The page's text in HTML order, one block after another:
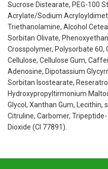
Sucrose Distearate, PEG-100
Acrylate/Sodium
Triethanolamine, Alcohol
Sorbitan Olivate,
Crosspolymer, Polysorbate 60,
Cellulose, Cellulose Gum,
Adenosine, Dipotassium
Sorbitan Isostearate,
Hydroxypropyltirmonium
Glycol, Xanthan Gum,
Citruline, Carbomer,
Dioxide (CI 77891).